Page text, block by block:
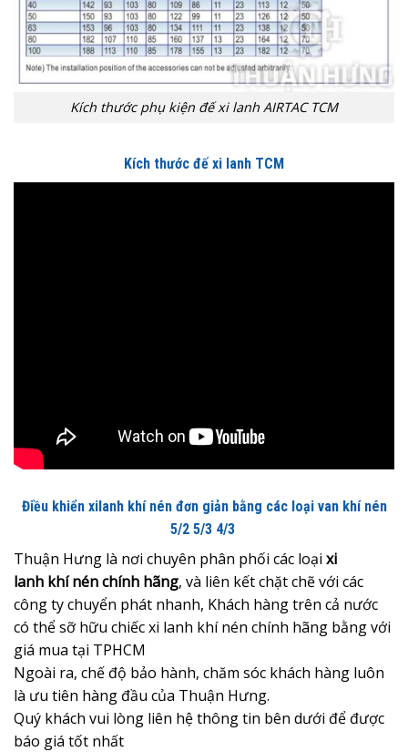
Kích thước phụ kiện đế xi lanh AIRTAC TCM
Kích thước đế xi lanh TCM
Điều khiển xilanh khí nén đơn giản bằng các loại van khí nén
5/2 5/3 4/3
Thuận Hưng là nơi chuyên phân phối các loại xi
lanh khí nén chính hãng, và liên kết chặt chẽ với các
công ty chuyển phát nhanh, Khách hàng trên cả nước
có thể sỡ hữu chiếc xi lanh khí nén chính hãng bằng với
giá mua tại TPHCM
Ngoài ra, chế độ bảo hành, chăm sóc khách hàng luôn
là ưu tiên hàng đầu của Thuận Hưng.
Quý khách vui lòng liên hệ thông tin bên dưới để được
báo giá tốt nhất